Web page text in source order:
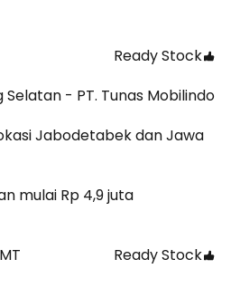
Ready Stock
- PT. Tunas Mobilindo
Jabodetabek dan Jawa
mulai Rp 4,9 juta
Ready Stock